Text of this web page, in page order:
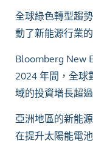
全球綠色轉型趨
動了新能源行業
Bloomberg New
2024 年間，全球
域的投資增長超
亞洲地區的新能
在提升太陽能電